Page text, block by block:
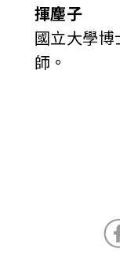
揮麈子
國立大學
師。